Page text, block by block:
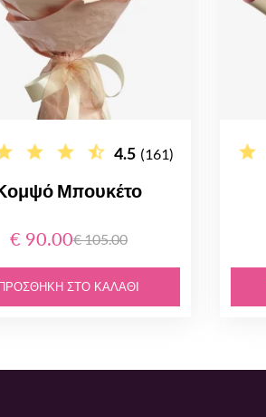
4.5 (161)
Μπουκέτο
€ 90.00€ 105.00
ΠΡΟΣΘΉΚΗ ΣΤΟ ΚΑΛΆΘΙ